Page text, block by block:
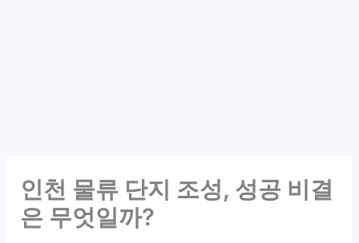
인천 물류 단지 조성, 성공 비결
은 무엇일까?